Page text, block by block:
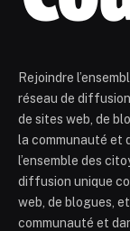
Rejoindre
réseau de
de sites web, de
la communauté et
l’ensemble des
diffusion unique
web, de blogues,
communauté et